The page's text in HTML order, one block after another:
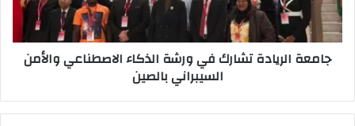
الاصطناعي
والأمن
السيبراني
بالصين
جامعة الريادة تشارك في ورشة الذكاء الاصطناعي والأمن
السيبراني بالصين